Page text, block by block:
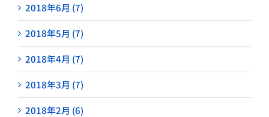
2018年6月 (7)
2018年5月 (7)
2018年4月 (7)
2018年3月 (7)
2018年2月 (6)